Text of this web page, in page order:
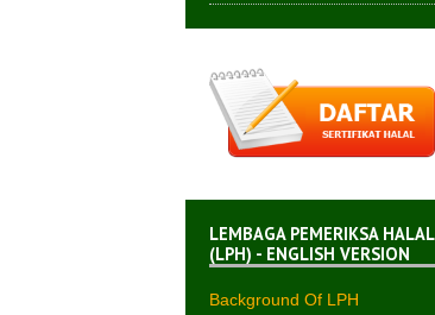
LEMBAGA PEMERIKSA HALAL
(LPH) - ENGLISH VERSION
Background Of LPH